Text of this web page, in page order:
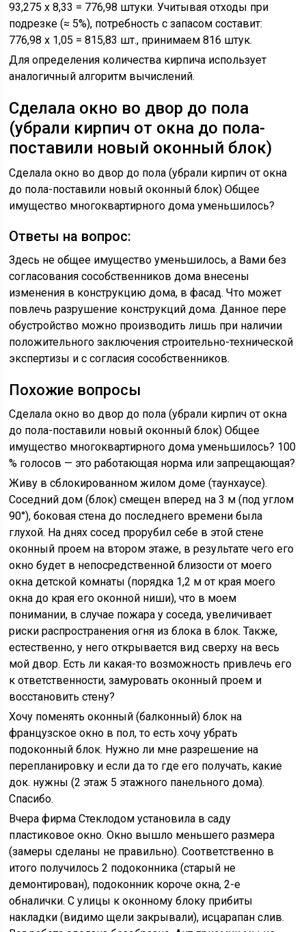
93,275 х 8,33 = 776,98 штуки. Учитывая отходы при
подрезке (≈ 5%), потребность с запасом составит:
776,98 х 1,05 = 815,83 шт., принимаем 816 штук.
Для определения количества кирпича использует
аналогичный алгоритм вычислений.
Сделала окно во двор до пола
(убрали кирпич от окна до пола-
поставили новый оконный блок)
Сделала окно во двор до пола (убрали кирпич от окна
до пола-поставили новый оконный блок) Общее
имущество многоквартирного дома уменьшилось?
Ответы на вопрос:
Здесь не общее имущество уменьшилось, а Вами без
согласования сособственников дома внесены
изменения в конструкцию дома, в фасад. Что может
повлечь разрушение конструкций дома. Данное пере
обустройство можно производить лишь при наличии
положительного заключения строительно-технической
экспертизы и с согласия сособственников.
Похожие вопросы
Сделала окно во двор до пола (убрали кирпич от окна
до пола-поставили новый оконный блок) Общее
имущество многоквартирного дома уменьшилось? 100
% голосов — это работающая норма или запрещающая?
Живу в сблокированном жилом доме (таунхаусе).
Соседний дом (блок) смещен вперед на 3 м (под углом
90°), боковая стена до последнего времени была
глухой. На днях сосед прорубил себе в этой стене
оконный проем на втором этаже, в результате чего его
окно будет в непосредственной близости от моего
окна детской комнаты (порядка 1,2 м от края моего
окна до края его оконной ниши), что в моем
понимании, в случае пожара у соседа, увеличивает
риски распространения огня из блока в блок. Также,
естественно, у него открывается вид сверху на весь
мой двор. Есть ли какая-то возможность привлечь его
к ответственности, замуровать оконный проем и
восстановить стену?
Хочу поменять оконный (балконный) блок на
французское окно в пол, то есть хочу убрать
подоконный блок. Нужно ли мне разрешение на
перепланировку и если да то где его получать, какие
док. нужны (2 этаж 5 этажного панельного дома).
Спасибо.
Вчера фирма Стеклодом установила в саду
пластиковое окно. Окно вышло меньшего размера
(замеры сделаны не правильно). Соответственно в
итого получилось 2 подоконника (старый не
демонтирован), подоконник короче окна, 2-е
обналички. С улицы к оконному блоку прибиты
накладки (видимо щели закрывали), исцарапан слив.